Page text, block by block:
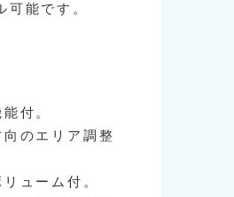
能です。
付。
のエリア調整
ューム付。